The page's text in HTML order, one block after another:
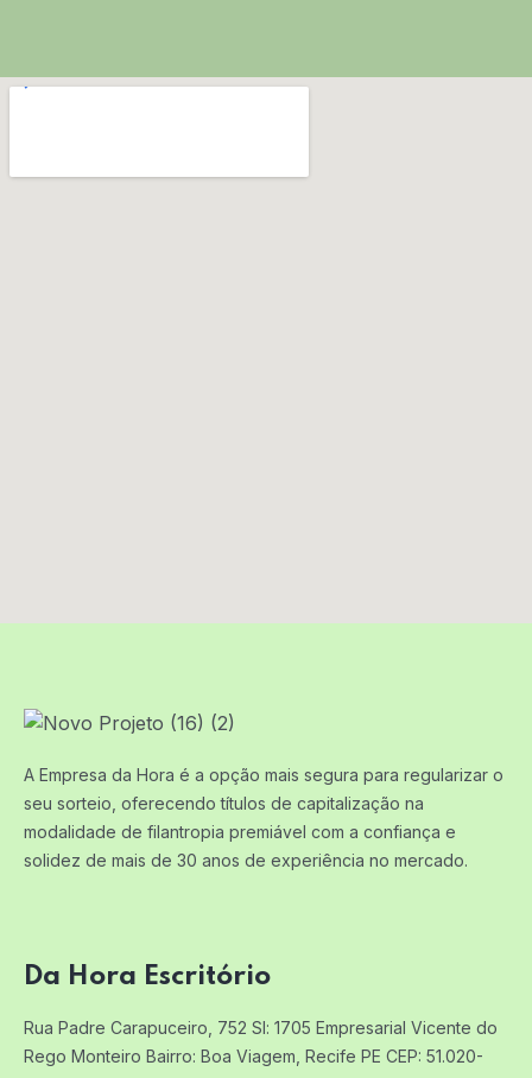
A Empresa da Hora é a opção mais segura para regularizar o
seu sorteio, oferecendo títulos de capitalização na
modalidade de filantropia premiável com a confiança e
solidez de mais de 30 anos de experiência no mercado.
Da Hora Escritório
Rua Padre Carapuceiro, 752 Sl: 1705 Empresarial Vicente do
Rego Monteiro Bairro: Boa Viagem, Recife PE CEP: 51.020-